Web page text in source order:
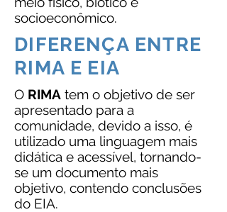
socioeconômico.
DIFERENÇA ENTRE
RIMA E EIA
O RIMA tem o objetivo de ser
apresentado para a
comunidade, devido a isso, é
utilizado uma linguagem mais
didática e acessível, tornando-
se um documento mais
objetivo, contendo conclusões
do EIA.